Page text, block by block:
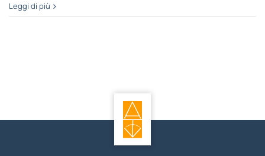
Leggi di più